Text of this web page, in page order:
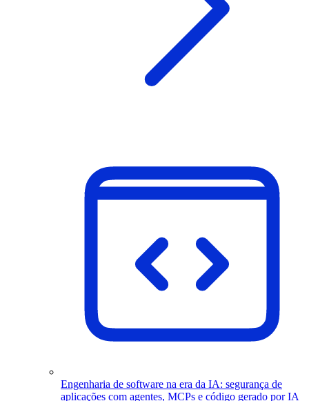
Engenharia de software na era da IA: segurança de
aplicações com agentes, MCPs e código gerado por IA